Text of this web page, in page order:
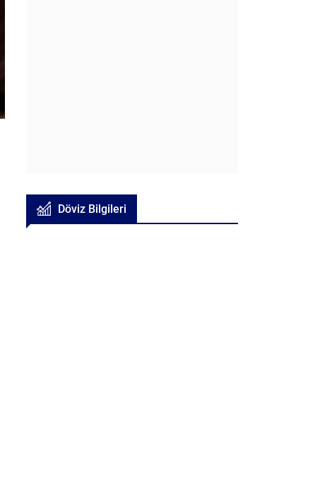
Döviz Bilgileri